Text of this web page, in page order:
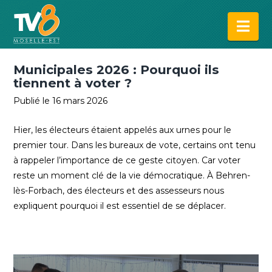
Municipales 2026 : Pourquoi ils
tiennent à voter ?
Publié le 16 mars 2026
Hier, les électeurs étaient appelés aux urnes pour le
premier tour. Dans les bureaux de vote, certains ont tenu
à rappeler l’importance de ce geste citoyen. Car voter
reste un moment clé de la vie démocratique. À Behren-
lès-Forbach, des électeurs et des assesseurs nous
expliquent pourquoi il est essentiel de se déplacer.